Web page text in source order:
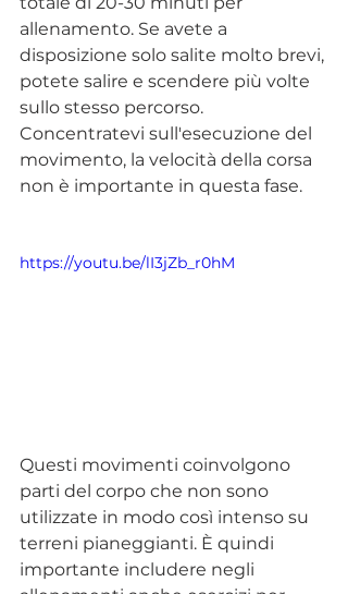
allenamento. Se avete a
disposizione solo salite molto brevi,
potete salire e scendere più volte
sullo stesso percorso.
Concentratevi sull'esecuzione del
movimento, la velocità della corsa
non è importante in questa fase.
https://youtu.be/lI3jZb_r0hM
Questi movimenti coinvolgono
parti del corpo che non sono
utilizzate in modo così intenso su
terreni pianeggianti. È quindi
importante includere negli